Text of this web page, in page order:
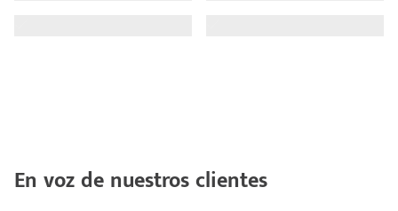
En voz de nuestros clientes